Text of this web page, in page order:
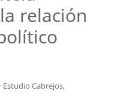
relación
Estudio Cabrejos,